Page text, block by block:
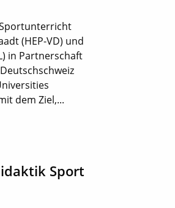
(HEP-VD) und
in Partnerschaft
dem Ziel,...
Sport